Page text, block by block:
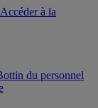
Accéder à la
du personnel